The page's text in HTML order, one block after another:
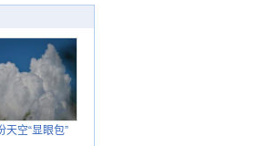
天空“显眼包”